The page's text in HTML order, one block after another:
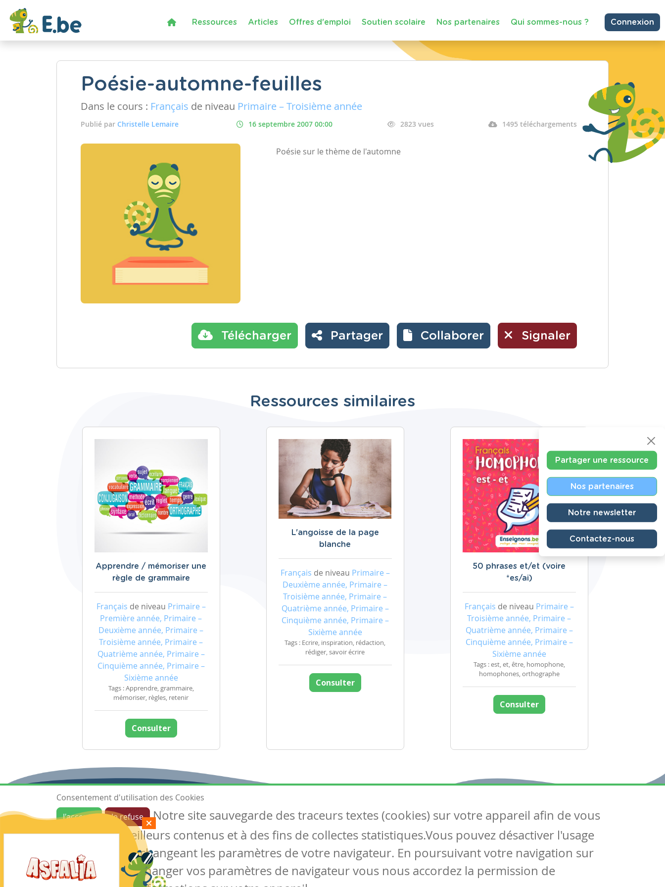
Ressources Articles Offres d'emploi Soutien scolaire Nos partenaires Qui sommes-nous ? Connexion
Poésie-automne-feuilles
Dans le cours : Français de niveau Primaire – Troisième année
Publié par Christelle Lemaire 16 septembre 2007 00:00 2823 vues 1495 téléchargements
Poésie sur le thème de l'automne
Télécharger Partager Collaborer Signaler
Ressources similaires
Apprendre / mémoriser une
règle de grammaire
Français de niveau Primaire –
Première année, Primaire –
Deuxième année, Primaire –
Troisième année, Primaire –
Quatrième année, Primaire –
Cinquième année, Primaire –
Sixième année
Tags : Apprendre, grammaire,
mémoriser, règles, retenir
Consulter
L'angoisse de la page
blanche
Français de niveau Primaire –
Deuxième année, Primaire –
Troisième année, Primaire –
Quatrième année, Primaire –
Cinquième année, Primaire –
Sixième année
Tags : Ecrire, inspiration, rédaction,
rédiger, savoir écrire
Consulter
50 phrases et/et (voire
*es/ai)
Français de niveau Primaire –
Troisième année, Primaire –
Quatrième année, Primaire –
Cinquième année, Primaire –
Sixième année
Tags : est, et, être, homophone,
homophones, orthographe
Consulter
Partager une ressource
Nos partenaires
Notre newsletter
Contactez-nous
Ressources
Les ressources
Créer une ressource
Mes ressources
Articles
Tous les articles
Articles DYS
Circulaires
Suivez-nous
Contactez-nous
Soutien scolaire
Consentement d'utilisation des Cookies
J'accepte
Je refuse
Notre site sauvegarde des traceurs textes (cookies) sur votre appareil afin de vous
garantir de meilleurs contenus et à des fins de collectes statistiques.Vous pouvez désactiver l'usage
des cookies en changeant les paramètres de votre navigateur. En poursuivant votre navigation sur
notre site sans changer vos paramètres de navigateur vous nous accordez la permission de